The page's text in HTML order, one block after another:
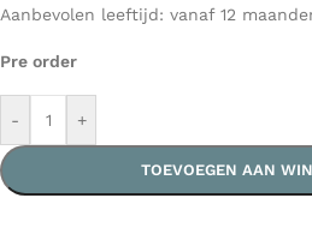
Aanbevolen leeftijd: vanaf 12
Pre order
- +
TOEVOEGEN AAN